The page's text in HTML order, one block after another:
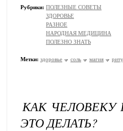
Рубрики: ПОЛЕЗНЫЕ СОВЕТЫ
ЗДОРОВЬЕ
РАЗНОЕ
НАРОДНАЯ МЕДИЦИНА
ПОЛЕЗНО ЗНАТЬ
Метки: здоровье соль магия
КАК ЧЕЛОВЕКУ
ЭТО ДЕЛАТЬ?